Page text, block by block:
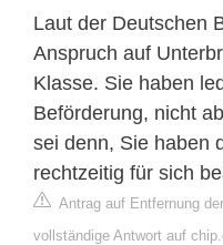
Laut der Deutschen
Anspruch auf
Klasse. Sie haben
Beförderung, nicht
sei denn, Sie haben
rechtzeitig für sich
Antrag auf Entfernung
vollständige Antwort auf